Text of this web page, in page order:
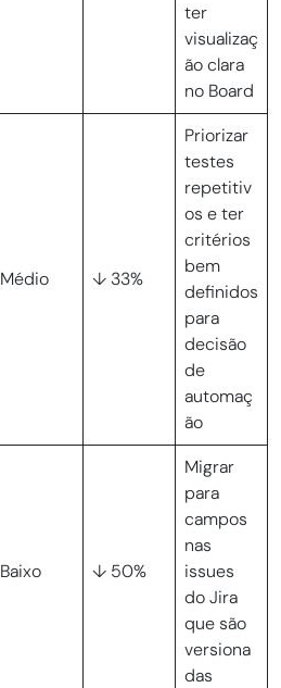
ter
visualizaç
ão clara
no Board
Médio ↓ 33%
Priorizar
testes
repetitiv
os e ter
critérios
bem
definidos
para
decisão
de
automaç
ão
Baixo ↓ 50%
Migrar
para
campos
nas
issues
do Jira
que são
versiona
das